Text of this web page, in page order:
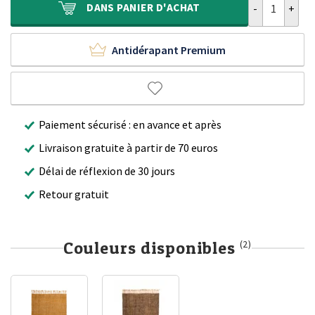
DANS PANIER D'ACHAT
Antidérapant Premium
Paiement sécurisé : en avance et après
Livraison gratuite à partir de 70 euros
Délai de réflexion de 30 jours
Retour gratuit
Couleurs disponibles (2)